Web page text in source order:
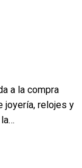
a la compra
joyería, relojes y